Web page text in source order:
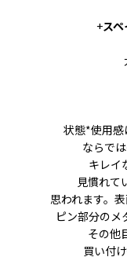
+スペ
状態*使用感
ならで
キレイ
見慣れて
思われます。
ピン部分のメ
その他
買い付